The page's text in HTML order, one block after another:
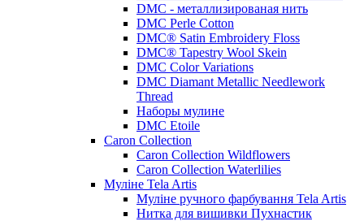
DMC - металлизированая нить
DMC Perle Cotton
DMC® Satin Embroidery Floss
DMC® Tapestry Wool Skein
DMC Color Variations
DMC Diamant Metallic Needlework
Thread
Наборы мулине
DMC Etoile
Caron Collection
Caron Collection Wildflowers
Caron Collection Waterlilies
Муліне Tela Artis
Муліне ручного фарбування Tela Artis
Нитка для вишивки Пухнастик